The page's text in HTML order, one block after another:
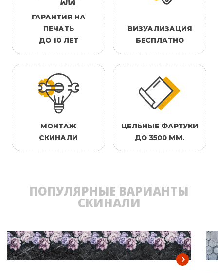
ГАРАНТИЯ НА
ПЕЧАТЬ
ДО 10 ЛЕТ
ВИЗУАЛИЗАЦИЯ
БЕСПЛАТНО
МОНТАЖ
СКИНАЛИ
ЦЕЛЬНЫЕ ФАРТУКИ
ДО 3500 ММ.
ПОПУЛЯРНЫЕ ВАРИАНТЫ
СКИНАЛИ